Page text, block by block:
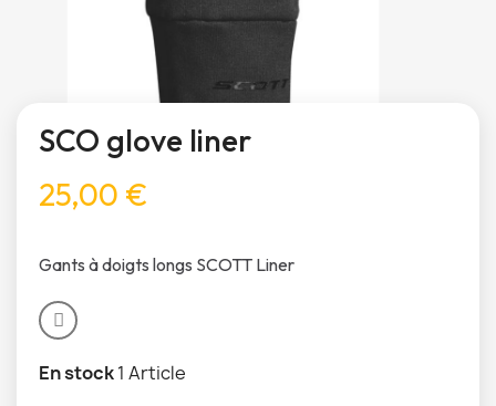
SCO glove liner
25,00 €
Gants à doigts longs SCOTT Liner
En stock1 Article